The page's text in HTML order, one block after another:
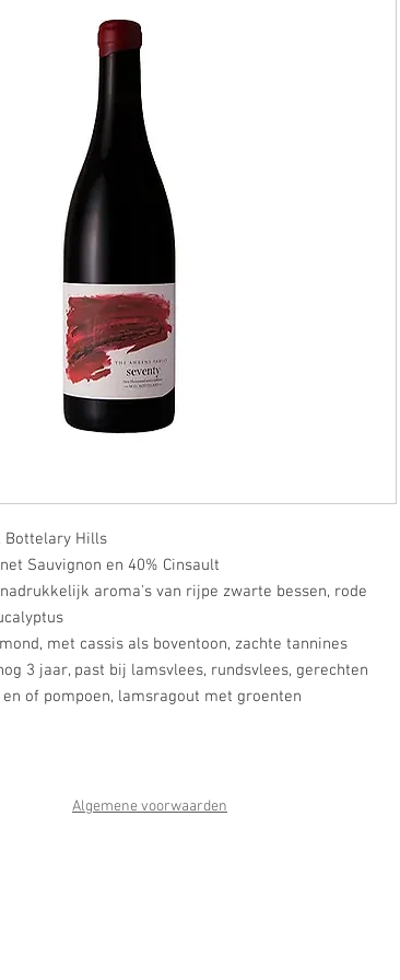
Bottelary Hills
Sauvignon en 40% Cinsault
aroma's van rijpe zwarte bessen, rode
met cassis als boventoon, zachte tannines
3 jaar, past bij lamsvlees, rundsvlees, gerechten
of pompoen, lamsragout met groenten
Algemene voorwaarden